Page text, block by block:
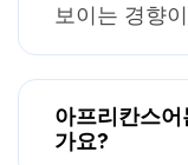
보이는 경향
아프리칸스
가요?